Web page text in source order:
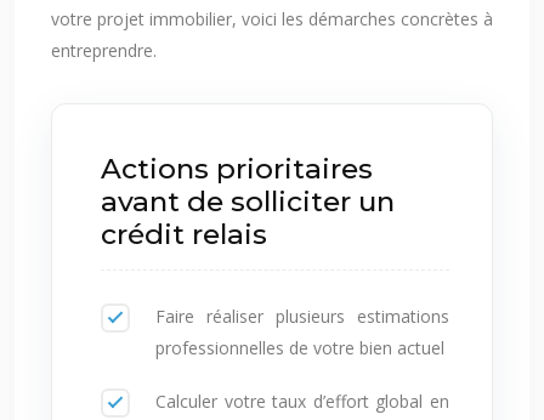
votre projet immobilier, voici les démarches concrètes à
entreprendre.
Actions prioritaires
avant de solliciter un
crédit relais
Faire réaliser plusieurs estimations
professionnelles de votre bien actuel
Calculer votre taux d’effort global en